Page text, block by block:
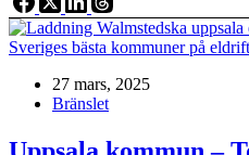
–
Topp
tre
bästa
kommuner
eldrift
27 mars, 2025
Bränslet